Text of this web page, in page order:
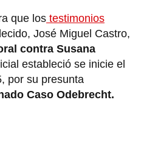
que los testimonios
José Miguel Castro,
contra Susana
estableció se inicie el
por su presunta
Caso Odebrecht.